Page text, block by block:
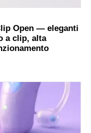
Open — eleganti
a clip, alta